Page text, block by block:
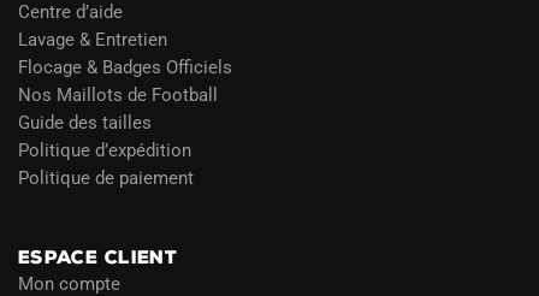
Centre d’aide
Lavage & Entretien
Flocage & Badges Officiels
Nos Maillots de Football
Guide des tailles
Politique d’expédition
Politique de paiement
ESPACE CLIENT
Mon compte